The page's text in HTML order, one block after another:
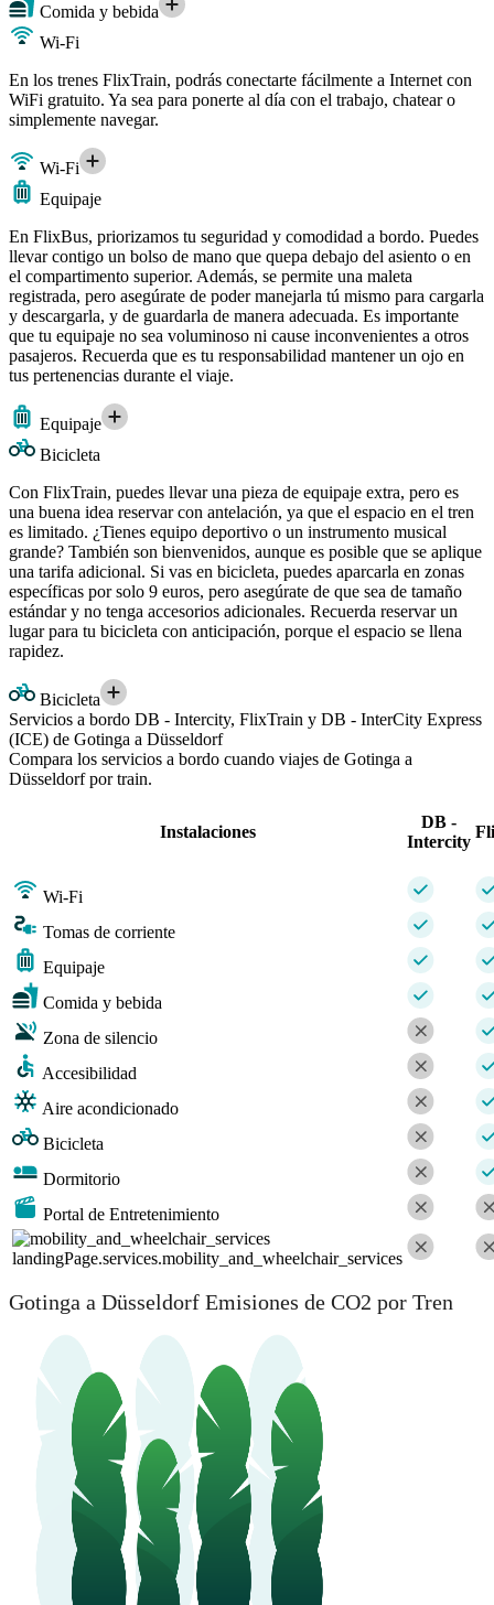
Comida y bebida
Wi-Fi
En los trenes FlixTrain, podrás conectarte fácilmente a Internet con
WiFi gratuito. Ya sea para ponerte al día con el trabajo, chatear o
simplemente navegar.
Wi-Fi
Equipaje
En FlixBus, priorizamos tu seguridad y comodidad a bordo. Puedes
llevar contigo un bolso de mano que quepa debajo del asiento o en
el compartimento superior. Además, se permite una maleta
registrada, pero asegúrate de poder manejarla tú mismo para cargarla
y descargarla, y de guardarla de manera adecuada. Es importante
que tu equipaje no sea voluminoso ni cause inconvenientes a otros
pasajeros. Recuerda que es tu responsabilidad mantener un ojo en
tus pertenencias durante el viaje.
Equipaje
Bicicleta
Con FlixTrain, puedes llevar una pieza de equipaje extra, pero es
una buena idea reservar con antelación, ya que el espacio en el tren
es limitado. ¿Tienes equipo deportivo o un instrumento musical
grande? También son bienvenidos, aunque es posible que se aplique
una tarifa adicional. Si vas en bicicleta, puedes aparcarla en zonas
específicas por solo 9 euros, pero asegúrate de que sea de tamaño
estándar y no tenga accesorios adicionales. Recuerda reservar un
lugar para tu bicicleta con anticipación, porque el espacio se llena
rapidez.
Bicicleta
Servicios a bordo DB - Intercity, FlixTrain y DB - InterCity Express
(ICE) de Gotinga a Düsseldorf
Compara los servicios a bordo cuando viajes de Gotinga a
Düsseldorf por train.
Instalaciones
DB -
Intercity
Wi-Fi
Tomas de corriente
Equipaje
Comida y bebida
Zona de silencio
Accesibilidad
Aire acondicionado
Bicicleta
Dormitorio
Portal de Entretenimiento
landingPage.services.mobility_and_wheelchair_services
Gotinga a Düsseldorf Emisiones de CO2 por Tren